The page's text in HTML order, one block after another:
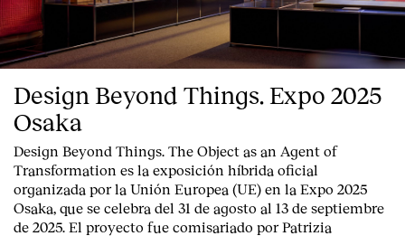
Design Beyond Things. Expo 2025
Osaka
Design Beyond Things. The Object as an Agent of
Transformation es la exposición híbrida oficial
organizada por la Unión Europea (UE) en la Expo 2025
Osaka, que se celebra del 31 de agosto al 13 de septiembre
de 2025. El proyecto fue comisariado porPatrizia